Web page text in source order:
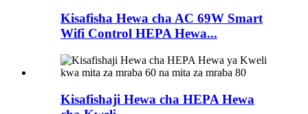
Kisafisha Hewa cha AC 69W Smart
Wifi Control HEPA Hewa...
Kisafishaji Hewa cha HEPA Hewa